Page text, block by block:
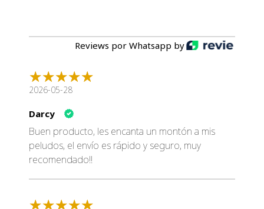
Reviews por Whatsapp by
2026-05-28
Darcy
Buen producto, les encanta un montón a mis
peludos, el envío es rápido y seguro, muy
recomendado!!